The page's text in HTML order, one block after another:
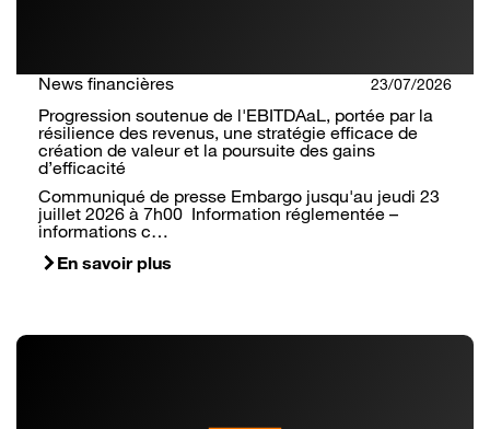
News financières 23/07/2026
Progression soutenue de l'EBITDAaL, portée par la
résilience des revenus, une stratégie efficace de
création de valeur et la poursuite des gains
d’efficacité
Communiqué de presse Embargo jusqu'au jeudi 23
juillet 2026 à 7h00 Information réglementée –
informations c…
En savoir plus